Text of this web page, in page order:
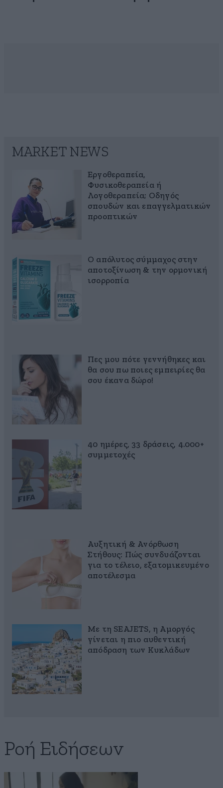
MARKET NEWS
Εργοθεραπεία,
Φυσικοθεραπεία ή
Λογοθεραπεία; Οδηγός
σπουδών και επαγγελματικών
προοπτικών
Ο απόλυτος σύμμαχος στην
αποτοξίνωση & την ορμονική
ισορροπία
Πες μου πότε γεννήθηκες και
θα σου πω ποιες εμπειρίες θα
σου έκανα δώρο!
40 ημέρες, 33 δράσεις, 4.000+
συμμετοχές
Αυξητική & Ανόρθωση
Στήθους: Πώς συνδυάζονται
για το τέλειο, εξατομικευμένο
αποτέλεσμα
Με τη SEAJETS, η Αμοργός
γίνεται η πιο αυθεντική
απόδραση των Κυκλάδων
Ροή Ειδήσεων